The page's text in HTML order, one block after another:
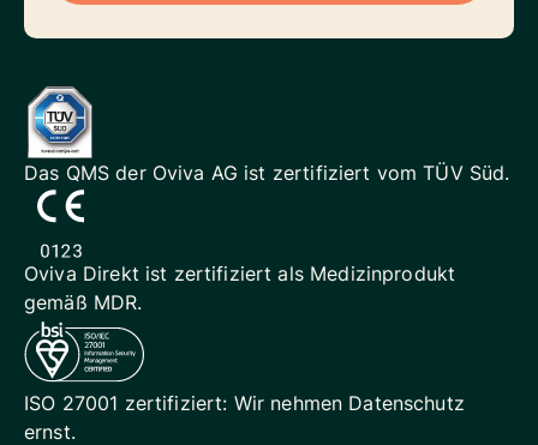
Das QMS der Oviva AG ist zertifiziert vom TÜV Süd.
Oviva Direkt ist zertifiziert als Medizinprodukt
gemäß MDR.
ISO 27001 zertifiziert: Wir nehmen Datenschutz
ernst.